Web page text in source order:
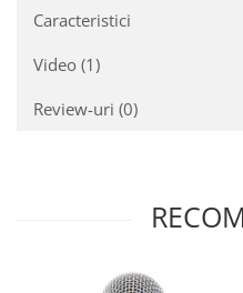
Caracteristici
Video (1)
Review-uri (0)